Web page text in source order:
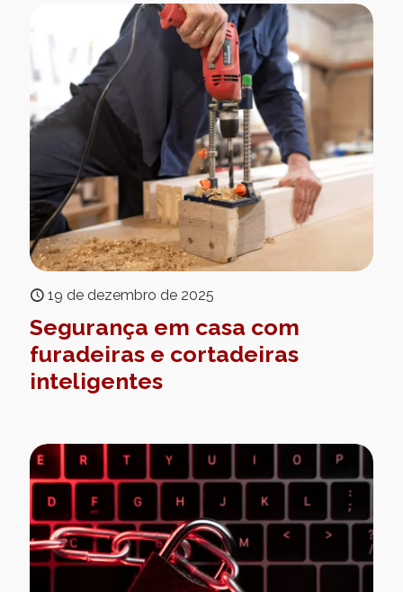
19 de dezembro de 2025
Segurança em casa com
furadeiras e cortadeiras
inteligentes